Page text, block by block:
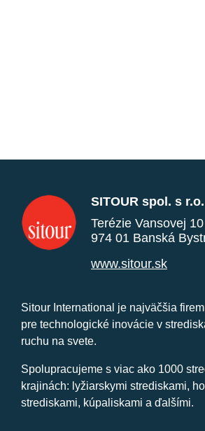
SITOUR spol. s r.o.
Terézie Vansovej 10
974 01 Banská
www.sitour.sk
Sitour International je najväčšia
pre technologické inovácie v
ruchu na svete.
Spolupracujeme s viac ako 1000
krajinách: lyžiarskymi strediskami,
strediskami, kúpaliskami a ďalšími.